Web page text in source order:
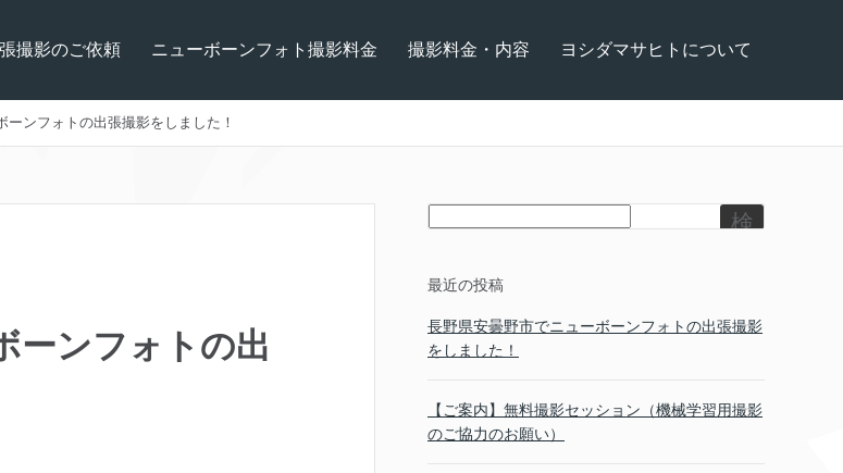
撮影のご依頼 ニューボーンフォト撮影料金 撮影料金・内容 ヨシダマサヒトについて
ンフォトの出張撮影をしました！
ーンフォトの出
検
最近の投稿
長野県安曇野市でニューボーンフォトの出張撮影
をしました！
【ご案内】無料撮影セッション（機械学習用撮影
のご協力のお願い）